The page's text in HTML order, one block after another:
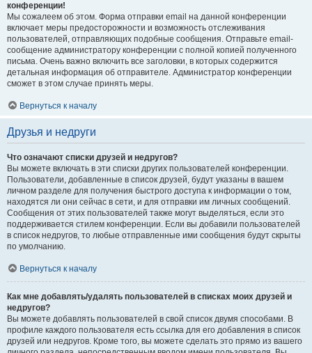
конференции!
Мы сожалеем об этом. Форма отправки email на данной конференции
включает меры предосторожности и возможность отслеживания
пользователей, отправляющих подобные сообщения. Отправьте email-
сообщение администратору конференции с полной копией полученного
письма. Очень важно включить все заголовки, в которых содержится
детальная информация об отправителе. Администратор конференции
сможет в этом случае принять меры.
Вернуться к началу
Друзья и недруги
Что означают списки друзей и недругов?
Вы можете включать в эти списки других пользователей конференции.
Пользователи, добавленные в список друзей, будут указаны в вашем
личном разделе для получения быстрого доступа к информации о том,
находятся ли они сейчас в сети, и для отправки им личных сообщений.
Сообщения от этих пользователей также могут выделяться, если это
поддерживается стилем конференции. Если вы добавили пользователей
в список недругов, то любые отправленные ими сообщения будут скрыты
по умолчанию.
Вернуться к началу
Как мне добавлять/удалять пользователей в списках моих друзей и
недругов?
Вы можете добавлять пользователей в свой список двумя способами. В
профиле каждого пользователя есть ссылка для его добавления в список
друзей или недругов. Кроме того, вы можете сделать это прямо из вашего